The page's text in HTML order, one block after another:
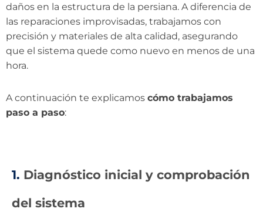
daños en la estructura de la persiana. A diferencia de
las reparaciones improvisadas, trabajamos con
precisión y materiales de alta calidad, asegurando
que el sistema quede como nuevo en menos de una
hora.
A continuación te explicamos cómo trabajamos
paso a paso:
1. Diagnóstico inicial y comprobación
del sistema